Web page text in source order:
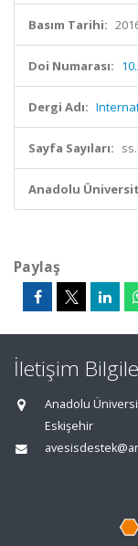
Basım Tarihi:
Doi Numarası:
Dergi Adı:
Sayfa Sayıları:
Anadolu
Paylaş
İletişim
Anadolu
Eskişehir